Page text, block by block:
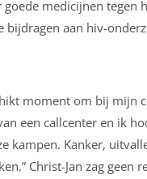
medicijnen tegen
bijdragen aan hiv-
moment om bij mijn
een callcenter en ik
kampen. Kanker,
Christ-Jan zag geen